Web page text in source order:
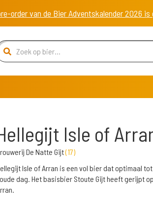
order van de Bier Adventskalender 2026
Isle of
De Natte Gijt(17)
Isle of Arran is een vol bier dat optimaal
dag. Het basisbier Stoute Gijt heeft gerijpt